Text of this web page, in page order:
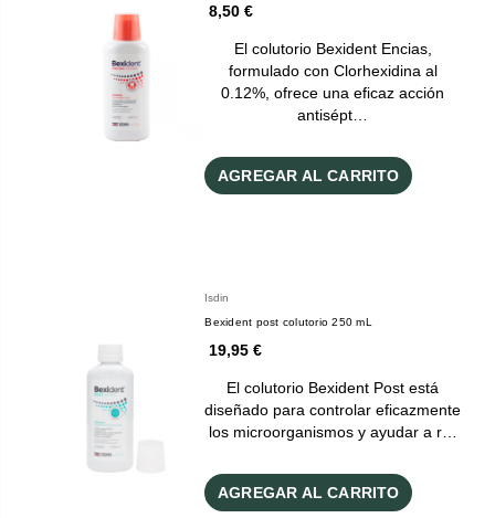
8,50 €
El colutorio Bexident Encias,
formulado con Clorhexidina al
0.12%, ofrece una eficaz acción
antisépt…
AGREGAR AL CARRITO
Isdin
Bexident post colutorio 250 mL
19,95 €
El colutorio Bexident Post está
diseñado para controlar eficazmente
los microorganismos y ayudar a r…
AGREGAR AL CARRITO